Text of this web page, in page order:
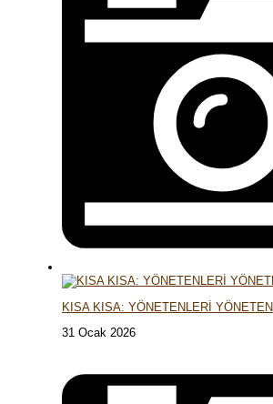
KISA KISA: YÖNETENLERİ YÖNETEN
31 Ocak 2026